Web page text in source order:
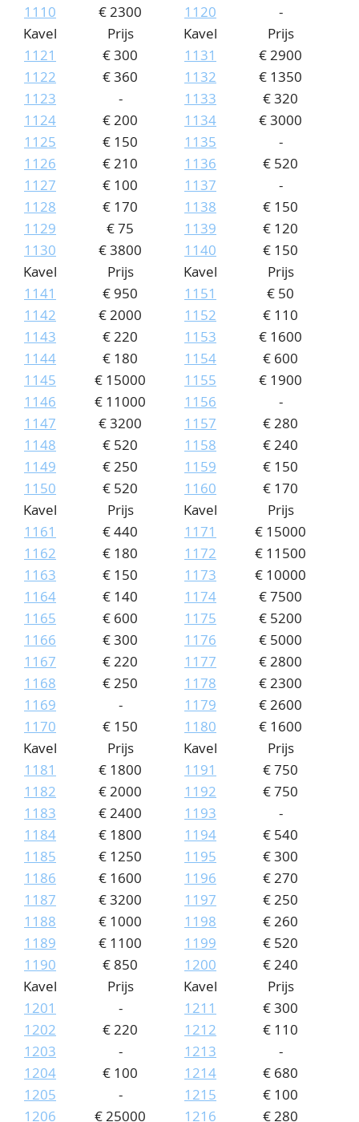
1110
€ 2300
1120
-
Kavel
Prijs
1121
€ 300
1122
€ 360
1123
-
1124
€ 200
1125
€ 150
1126
€ 210
1127
€ 100
1128
€ 170
1129
€ 75
1130
€ 3800
Kavel
Prijs
1131
€ 2900
1132
€ 1350
1133
€ 320
1134
€ 3000
1135
-
1136
€ 520
1137
-
1138
€ 150
1139
€ 120
1140
€ 150
Kavel
Prijs
1141
€ 950
1142
€ 2000
1143
€ 220
1144
€ 180
1145
€ 15000
1146
€ 11000
1147
€ 3200
1148
€ 520
1149
€ 250
1150
€ 520
Kavel
Prijs
1151
€ 50
1152
€ 110
1153
€ 1600
1154
€ 600
1155
€ 1900
1156
-
1157
€ 280
1158
€ 240
1159
€ 150
1160
€ 170
Kavel
Prijs
1161
€ 440
1162
€ 180
1163
€ 150
1164
€ 140
1165
€ 600
1166
€ 300
1167
€ 220
1168
€ 250
1169
-
1170
€ 150
Kavel
Prijs
1171
€ 15000
1172
€ 11500
1173
€ 10000
1174
€ 7500
1175
€ 5200
1176
€ 5000
1177
€ 2800
1178
€ 2300
1179
€ 2600
1180
€ 1600
Kavel
Prijs
1181
€ 1800
1182
€ 2000
1183
€ 2400
1184
€ 1800
1185
€ 1250
1186
€ 1600
1187
€ 3200
1188
€ 1000
1189
€ 1100
1190
€ 850
Kavel
Prijs
1191
€ 750
1192
€ 750
1193
-
1194
€ 540
1195
€ 300
1196
€ 270
1197
€ 250
1198
€ 260
1199
€ 520
1200
€ 240
Kavel
Prijs
1201
-
1202
€ 220
1203
-
1204
€ 100
1205
-
1206
€ 25000
Kavel
Prijs
1211
€ 300
1212
€ 110
1213
-
1214
€ 680
1215
€ 100
1216
€ 280